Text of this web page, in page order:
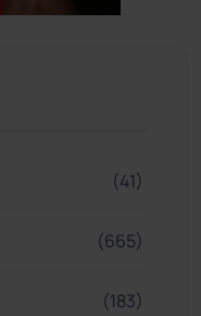
(41)
(665)
(183)